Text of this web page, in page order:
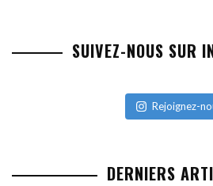
SUIVEZ-NOUS SUR
Rejoignez-
DERNIERS